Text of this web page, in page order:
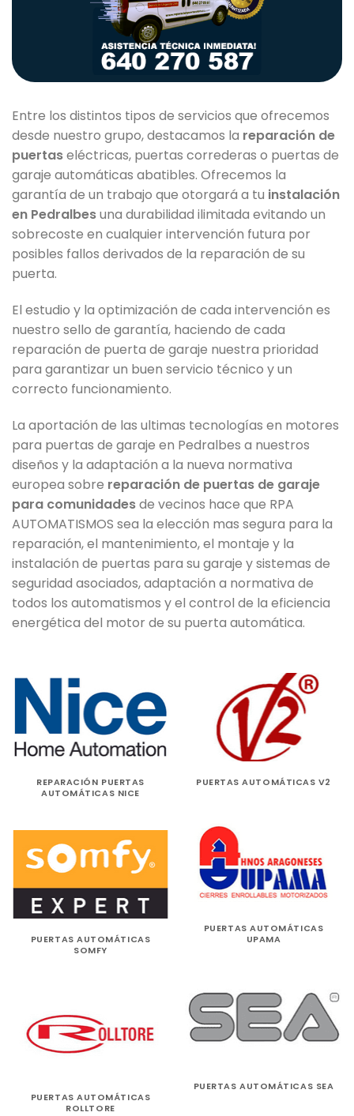
Entre los distintos tipos de servicios que ofrecemos
desde nuestro grupo, destacamos la reparación de
puertaseléctricas, puertas correderas o puertas de
garaje automáticas abatibles. Ofrecemos la
garantía de un trabajo que otorgará a tu instalación
en Pedralbesuna durabilidad ilimitada evitando un
sobrecoste en cualquier intervención futura por
posibles fallos derivados de la reparación de su
puerta.
El estudio y la optimización de cada intervención es
nuestro sello de garantía, haciendo de cada
reparación de puerta de garaje nuestra prioridad
para garantizar un buen servicio técnico y un
correcto funcionamiento.
La aportación de las ultimas tecnologías en motores
para puertas de garaje en Pedralbes a nuestros
diseños y la adaptación a la nueva normativa
europea sobre reparación de puertas de garaje
para comunidadesde vecinos hace que RPA
AUTOMATISMOS sea la elección mas segura para la
reparación, el mantenimiento, el montaje y la
instalación de puertas para su garaje y sistemas de
seguridad asociados, adaptación a normativa de
todos los automatismos y el control de la eficiencia
energética del motor de su puerta automática.
REPARACIÓN PUERTAS
AUTOMÁTICAS NICE
PUERTAS AUTOMÁTICAS V2
PUERTAS AUTOMÁTICAS
UPAMA
PUERTAS AUTOMÁTICAS
SOMFY
PUERTAS AUTOMÁTICAS SEA
PUERTAS AUTOMÁTICAS
ROLLTORE